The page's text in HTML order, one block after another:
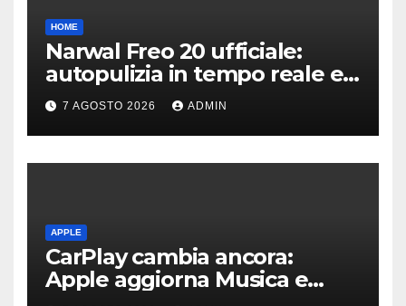
HOME
Narwal Freo 20 ufficiale:
autopulizia in tempo reale e
speciale design in tessuto
7 AGOSTO 2026 ADMIN
APPLE
CarPlay cambia ancora:
Apple aggiorna Musica e